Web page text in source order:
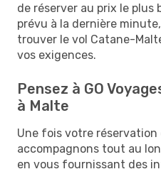
de réserver au prix le plus
prévu à la dernière
trouver le vol Catane-
vos exigences.
Pensez à GO
à Malte
Une fois votre
accompagnons tout au
en vous fournissant des